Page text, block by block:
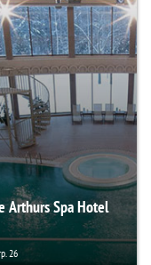
Arthurs Spa Hotel
26